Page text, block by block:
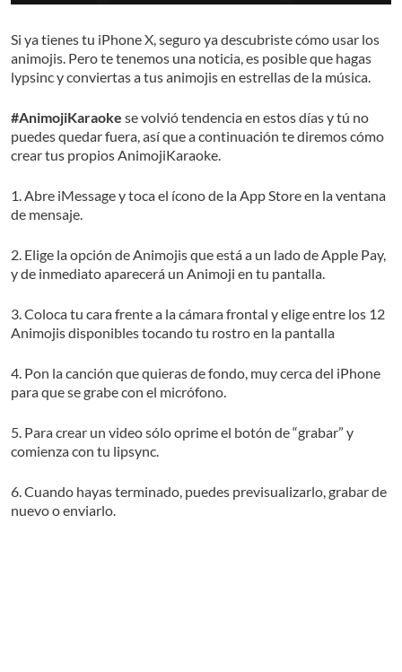
Si ya tienes tu iPhone X, seguro ya descubriste cómo usar los
animojis. Pero te tenemos una noticia, es posible que hagas
lypsinc y conviertas a tus animojis en estrellas de la música.
#AnimojiKaraoke se volvió tendencia en estos días y tú no
puedes quedar fuera, así que a continuación te diremos cómo
crear tus propios AnimojiKaraoke.
1. Abre iMessage y toca el ícono de la App Store en la ventana
de mensaje.
2. Elige la opción de Animojis que está a un lado de Apple Pay,
y de inmediato aparecerá un Animoji en tu pantalla.
3. Coloca tu cara frente a la cámara frontal y elige entre los 12
Animojis disponibles tocando tu rostro en la pantalla
4. Pon la canción que quieras de fondo, muy cerca del iPhone
para que se grabe con el micrófono.
5. Para crear un video sólo oprime el botón de “grabar” y
comienza con tu lipsync.
6. Cuando hayas terminado, puedes previsualizarlo, grabar de
nuevo o enviarlo.